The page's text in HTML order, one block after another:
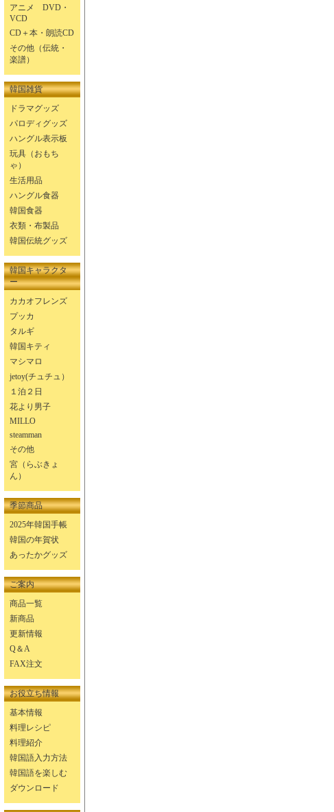
アニメ DVD・
VCD
CD＋本・朗読CD
その他（伝統・
楽譜）
韓国雑貨
ドラマグッズ
パロディグッズ
ハングル表示板
玩具（おもち
ゃ）
生活用品
ハングル食器
韓国食器
衣類・布製品
韓国伝統グッズ
韓国キャラクタ
ー
カカオフレンズ
プッカ
タルギ
韓国キティ
マシマロ
jetoy(チュチュ）
１泊２日
花より男子
MILLO
steamman
その他
宮（らぶきょ
ん）
季節商品
2025年韓国手帳
韓国の年賀状
あったかグッズ
ご案内
商品一覧
新商品
更新情報
Q＆A
FAX注文
お役立ち情報
基本情報
料理レシピ
料理紹介
韓国語入力方法
韓国語を楽しむ
ダウンロード